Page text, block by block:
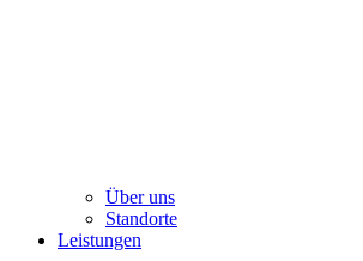
Über uns
Standorte
Leistungen